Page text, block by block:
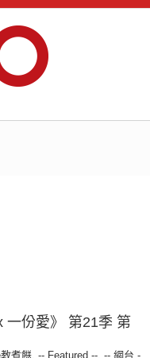
一份愛》 第21季 第
煮餸, -- Featured --, -- 網台 -